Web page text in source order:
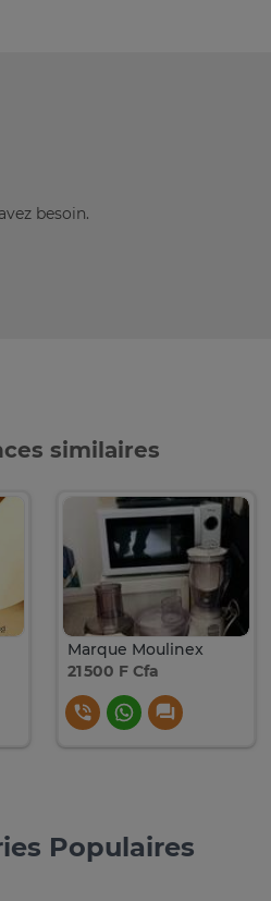
besoin.
similaires
Marque Moulinex
21 500 F Cfa
Populaires